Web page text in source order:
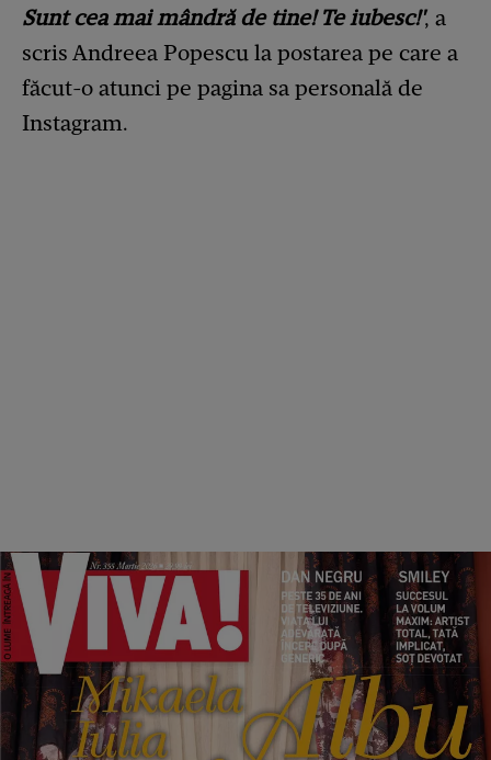
Sunt cea mai mândră de tine! Te iubesc!', a
scris Andreea Popescu la postarea pe care a
făcut-o atunci pe pagina sa personală de
Instagram.